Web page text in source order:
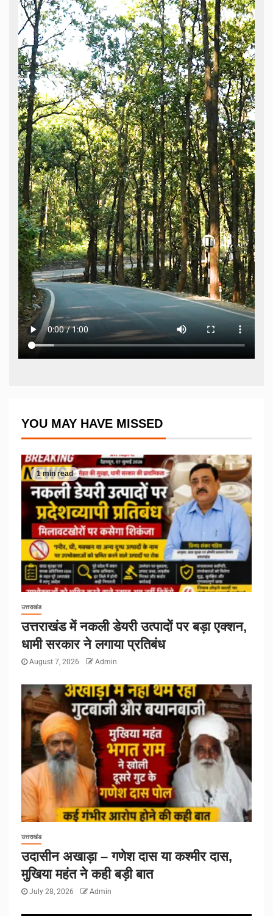
YOU MAY HAVE MISSED
1 min read
उत्तराखंड
उत्तराखंड में नकली डेयरी उत्पादों पर बड़ा एक्शन,
धामी सरकार ने लगाया प्रतिबंध
August 7, 2026 Admin
उत्तराखंड
उदासीन अखाड़ा – गणेश दास या कश्मीर दास,
मुखिया महंत ने कही बड़ी बात
July 28, 2026 Admin